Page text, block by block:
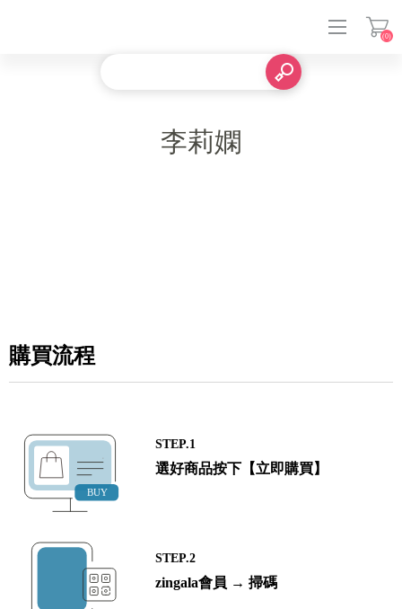
(0)
李莉嫻
購買流程
STEP.1
選好商品按下【立即購買】
STEP.2
zingala會員 → 掃碼